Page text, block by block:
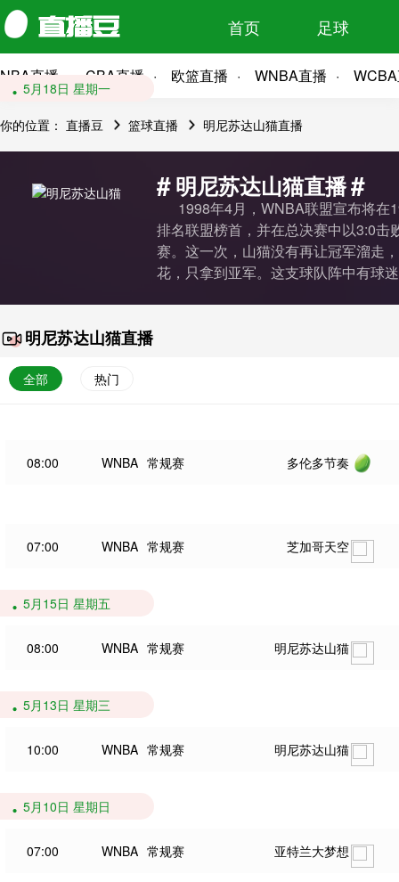
首页 足球
NBA直播 CBA直播 欧篮直播 WNBA直播
你的位置： 直播豆 篮球直播 明尼苏达山猫直播
#明尼苏达山猫直播#
1998年4月，WNBA联盟宣布将在
排名联盟榜首，并在总决赛中以3:0
赛。这一次，山猫没有再让冠军溜走
花，只拿到亚军。这支球队阵中有球
明尼苏达山猫直播
全部 热门
5月22日 星期五
08:00 WNBA 常规赛 多伦多节奏
5月18日 星期一
07:00 WNBA 常规赛 芝加哥天空
5月15日 星期五
08:00 WNBA 常规赛 明尼苏达山猫
5月13日 星期三
10:00 WNBA 常规赛 明尼苏达山猫
5月10日 星期日
07:00 WNBA 常规赛 亚特兰大梦想